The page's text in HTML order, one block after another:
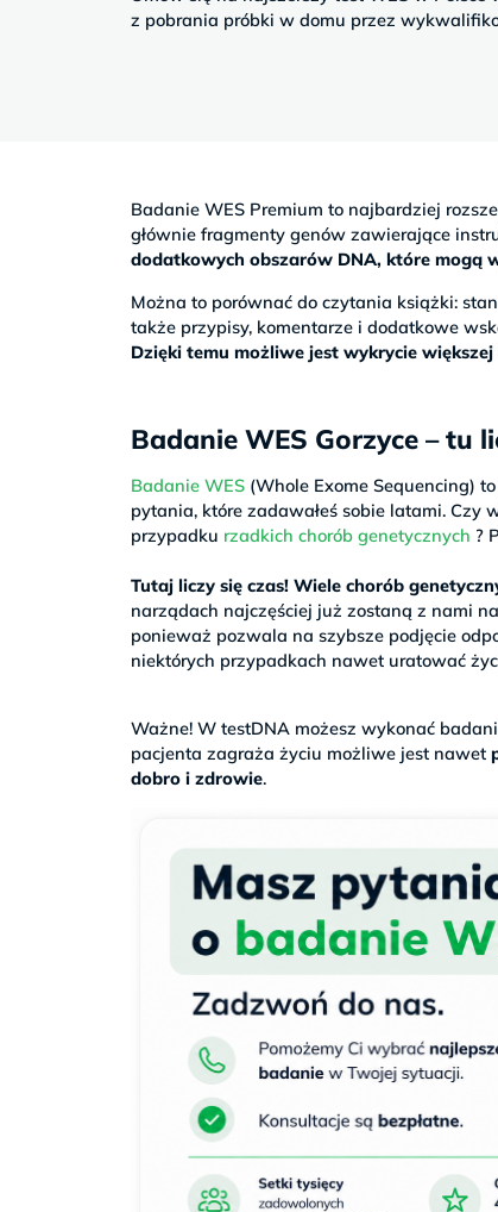
z pobrania próbki w domu przez
Badanie WES Premium to najbardziej
głównie fragmenty genów zawierające
dodatkowych obszarów DNA, które mogą
Można to porównać do czytania książki:
także przypisy, komentarze i dodatkowe
Dzięki temu możliwe jest wykrycie
Badanie WES Gorzyce – tu
Badanie WES (Whole Exome Sequencing)
pytania, które zadawałeś sobie latami. Czy
przypadku rzadkich chorób genetycznych ?
Tutaj liczy się czas! Wiele chorób
narządach najczęściej już zostaną z nami
ponieważ pozwala na szybsze podjęcie
niektórych przypadkach nawet uratować
Ważne! W testDNA możesz wykonać
pacjenta zagraża życiu możliwe jest nawet
dobro i zdrowie.